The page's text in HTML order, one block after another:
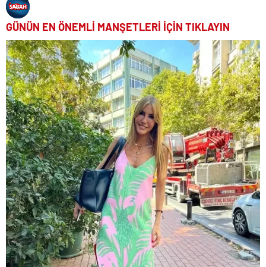
GÜNÜN EN ÖNEMLİ MANŞETLERİ İÇİN TIKLAYIN